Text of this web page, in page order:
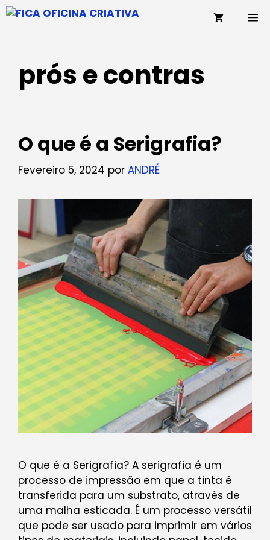
Saltar
para
prós e contras
O que é a Serigrafia?
Fevereiro 5, 2024 por ANDRÉ
O que é a Serigrafia? A serigrafia é um
processo de impressão em que a tinta é
transferida para um substrato, através de
uma malha esticada. É um processo versátil
que pode ser usado para imprimir em vários